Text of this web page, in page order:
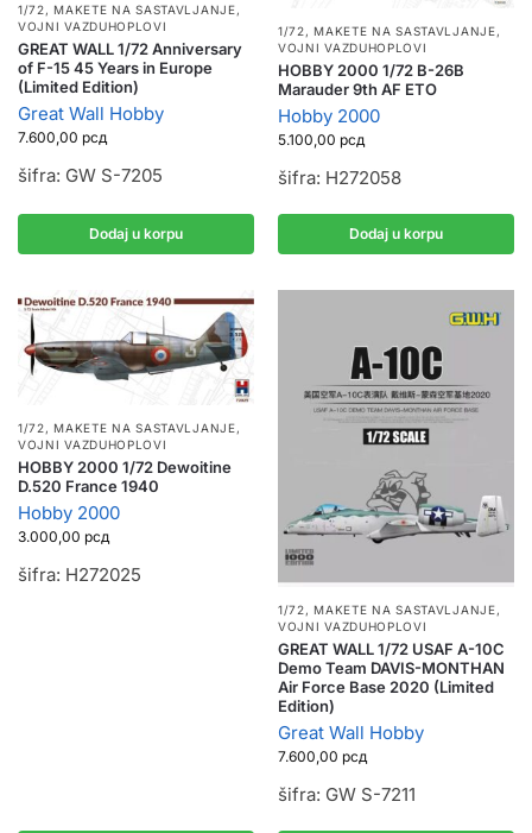
1/72,MAKETE NA SASTAVLJANJE,
VOJNI VAZDUHOPLOVI
GREAT WALL 1/72 Anniversary
of F-15 45 Years in Europe
(Limited Edition)
Great Wall Hobby
7.600,00 рсд
šifra: GW S-7205
Dodaj u korpu
1/72,MAKETE NA SASTAVLJANJE,
VOJNI VAZDUHOPLOVI
HOBBY 2000 1/72 B-26B
Marauder 9th AF ETO
Hobby 2000
5.100,00 рсд
šifra: H272058
Dodaj u korpu
1/72,MAKETE NA SASTAVLJANJE,
VOJNI VAZDUHOPLOVI
HOBBY 2000 1/72 Dewoitine
D.520 France 1940
Hobby 2000
3.000,00 рсд
šifra: H272025
1/72,MAKETE NA SASTAVLJANJE,
VOJNI VAZDUHOPLOVI
GREAT WALL 1/72 USAF A-10C
Demo Team DAVIS-MONTHAN
Air Force Base 2020 (Limited
Edition)
Great Wall Hobby
7.600,00 рсд
šifra: GW S-7211